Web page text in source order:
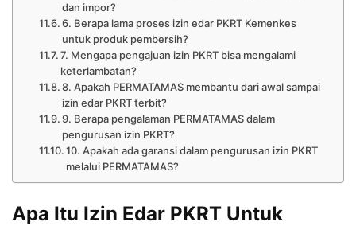
dan impor?
6. Berapa lama proses izin edar PKRT Kemenkes
untuk produk pembersih?
7. Mengapa pengajuan izin PKRT bisa mengalami
keterlambatan?
8. Apakah PERMATAMAS membantu dari awal sampai
izin edar PKRT terbit?
9. Berapa pengalaman PERMATAMAS dalam
pengurusan izin PKRT?
10. Apakah ada garansi dalam pengurusan izin PKRT
melalui PERMATAMAS?
Apa Itu Izin Edar PKRT Untuk